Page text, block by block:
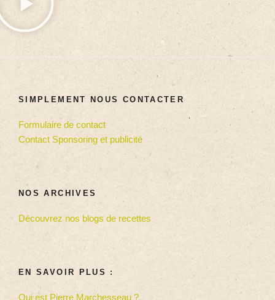
SIMPLEMENT NOUS CONTACTER
Formulaire de contact
Contact Sponsoring et publicité
NOS ARCHIVES
Découvrez nos blogs de recettes
EN SAVOIR PLUS :
Qui est Pierre Marchesseau ?